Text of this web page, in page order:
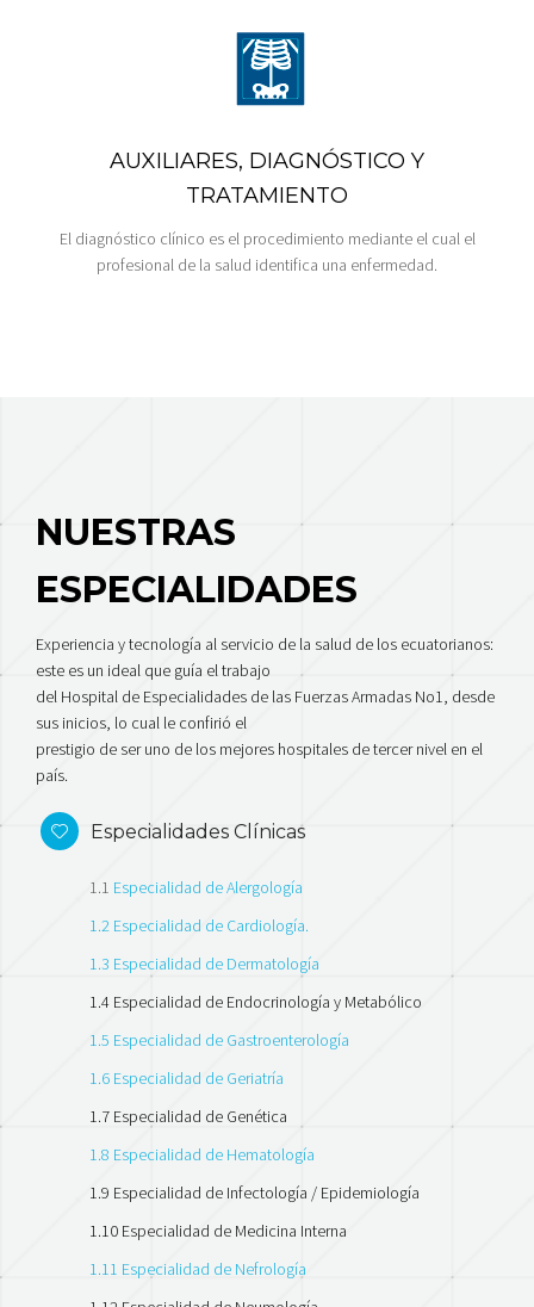
AUXILIARES, DIAGNÓSTICO Y
TRATAMIENTO
El diagnóstico clínico es el procedimiento mediante el cual el
profesional de la salud identifica una enfermedad.
NUESTRAS
ESPECIALIDADES
Experiencia y tecnología al servicio de la salud de los ecuatorianos:
este es un ideal que guía el trabajo
del Hospital de Especialidades de las Fuerzas Armadas No1, desde
sus inicios, lo cual le confirió el
prestigio de ser uno de los mejores hospitales de tercer nivel en el
país.
Especialidades Clínicas
1.1 Especialidad de Alergología
1.2 Especialidad de Cardiología.
1.3 Especialidad de Dermatología
1.4 Especialidad de Endocrinología y Metabólico
1.5 Especialidad de Gastroenterología
1.6 Especialidad de Geriatría
1.7 Especialidad de Genética
1.8 Especialidad de Hematología
1.9 Especialidad de Infectología / Epidemiología
1.10 Especialidad de Medicina Interna
1.11 Especialidad de Nefrología